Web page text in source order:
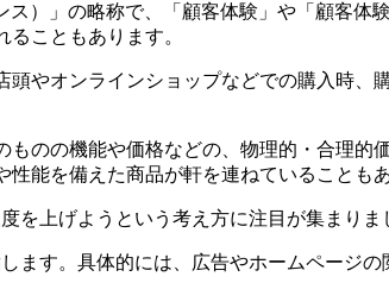
ス）」の略称で、「顧客体験」や「顧客
こともあります。
頭やオンラインショップなどでの購入時
のの機能や価格などの、物理的・合理
能を備えた商品が軒を連ねていることも
を上げようという考え方に注目が集まりま
ます。具体的には、広告やホームページ